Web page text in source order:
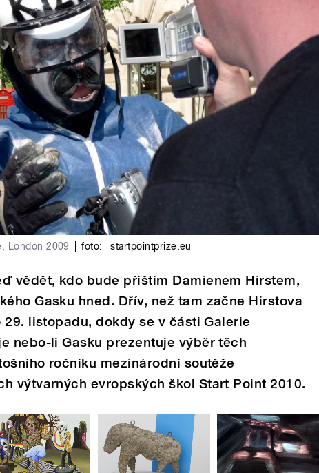
London 2009 foto: startpointprize.eu
vědět, kdo bude příštím Damienem Hirstem,
Gasku hned. Dřív, než tam začne Hirstova
29. listopadu, dokdy se v části Galerie
nebo-li Gasku prezentuje výběr těch
ročníku mezinárodní soutěže
výtvarných evropských škol Start Point 2010.